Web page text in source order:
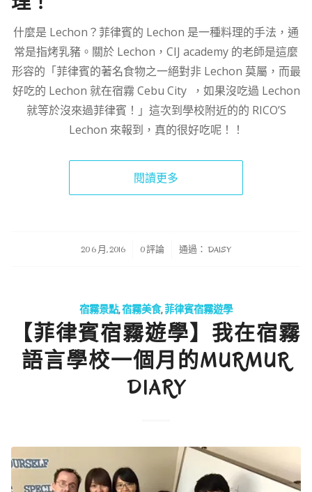
什麼是 Lechon？菲律賓的 Lechon 是一種料理的手法，通
常是指烤乳豬。關於 Lechon，CIJ academy 的老師是這麼
形容的「菲律賓的著名食物之一絕對非 Lechon 莫屬，而最
好吃的 Lechon 就在宿霧 Cebu City ，如果沒吃過 Lechon
就等於沒來過菲律賓！」這次到學校附近的的 RICO’S
Lechon 來報到，真的很好吃呢！！
閱讀更多
20 6 月, 2016
/ 0 評論 通過： DAISY
宿霧景點,宿霧美食,菲律賓宿霧遊學
【菲律賓宿霧遊學】我在宿霧
語言學校一個月的MURMUR
DIARY